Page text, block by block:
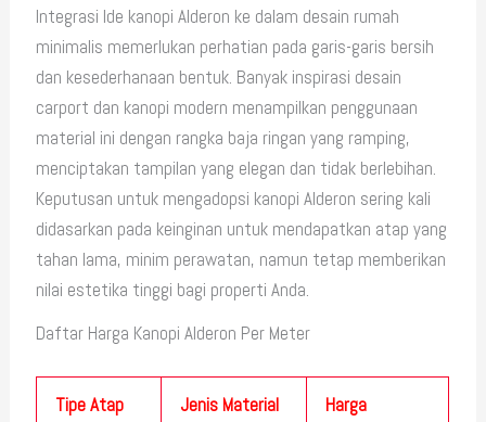
Integrasi Ide kanopi Alderon ke dalam desain rumah
minimalis memerlukan perhatian pada garis-garis bersih
dan kesederhanaan bentuk. Banyak inspirasi desain
carport dan kanopi modern menampilkan penggunaan
material ini dengan rangka baja ringan yang ramping,
menciptakan tampilan yang elegan dan tidak berlebihan.
Keputusan untuk mengadopsi kanopi Alderon sering kali
didasarkan pada keinginan untuk mendapatkan atap yang
tahan lama, minim perawatan, namun tetap memberikan
nilai estetika tinggi bagi properti Anda.
Daftar Harga Kanopi Alderon Per Meter
Tipe Atap
Jenis Material
Harga